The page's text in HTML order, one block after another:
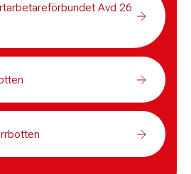
Avd 26